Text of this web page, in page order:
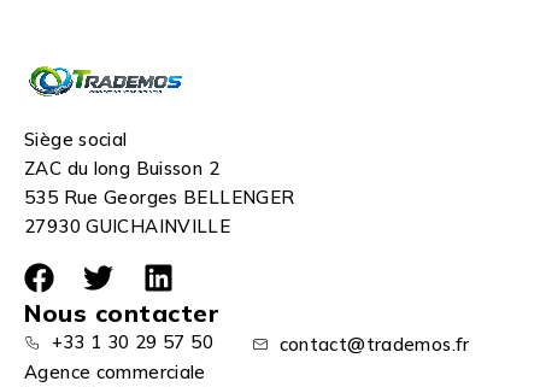
Siège social
ZAC du long Buisson 2
535 Rue Georges BELLENGER
27930 GUICHAINVILLE
Nous contacter
+33 1 30 29 57 50
contact@trademos.fr
Agence commerciale